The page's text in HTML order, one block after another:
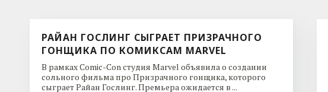
РАЙАН ГОСЛИНГ СЫГРАЕТ ПРИЗРАЧНОГО
ГОНЩИКА ПО КОМИКСАМ MARVEL
В рамках Comic-Con студия Marvel объявила о создании
сольного фильма про Призрачного гонщика, которого
сыграет Райан Гослинг. Премьера ожидается в ...